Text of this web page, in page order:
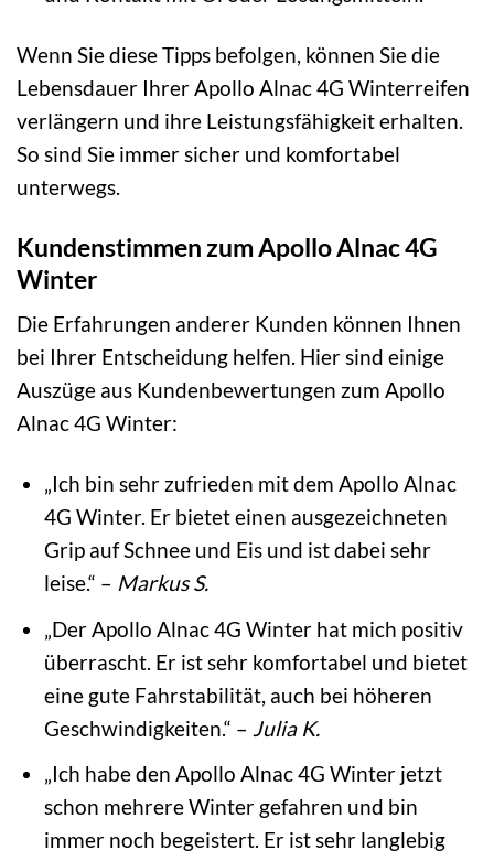
Wenn Sie diese Tipps befolgen, können Sie die
Lebensdauer Ihrer Apollo Alnac 4G Winterreifen
verlängern und ihre Leistungsfähigkeit erhalten.
So sind Sie immer sicher und komfortabel
unterwegs.
Kundenstimmen zum Apollo Alnac 4G
Winter
Die Erfahrungen anderer Kunden können Ihnen
bei Ihrer Entscheidung helfen. Hier sind einige
Auszüge aus Kundenbewertungen zum Apollo
Alnac 4G Winter:
„Ich bin sehr zufrieden mit dem Apollo Alnac
4G Winter. Er bietet einen ausgezeichneten
Grip auf Schnee und Eis und ist dabei sehr
leise.“ – Markus S.
„Der Apollo Alnac 4G Winter hat mich positiv
überrascht. Er ist sehr komfortabel und bietet
eine gute Fahrstabilität, auch bei höheren
Geschwindigkeiten.“ – Julia K.
„Ich habe den Apollo Alnac 4G Winter jetzt
schon mehrere Winter gefahren und bin
immer noch begeistert. Er ist sehr langlebig